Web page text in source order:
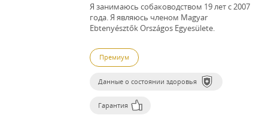
Я занимаюсь собаководством 19 лет с 2007
года.Я являюсь членом Magyar
Ebtenyésztők Országos Egyesülete.
Премиум
Данные о состоянии здоровья
Гарантия